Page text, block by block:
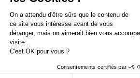
Sur LinkedIn Sur
Sur X Sur Facebook
Newsletter Abondance
CGV